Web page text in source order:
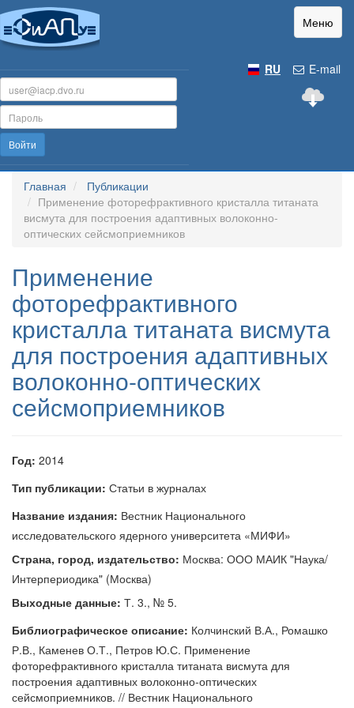
Меню
E-mail
RU
Войти
Главная
Публикации
Применение фоторефрактивного кристалла титаната
висмута для построения адаптивных волоконно-
оптических сейсмоприемников
Применение
фоторефрактивного
кристалла титаната висмута
для построения адаптивных
волоконно-оптических
сейсмоприемников
Год: 2014
Тип публикации: Статьи в журналах
Название издания: Вестник Национального
исследовательского ядерного университета «МИФИ»
Страна, город, издательство: Москва: ООО МАИК "Наука/
Интерпериодика" (Москва)
Выходные данные: Т. 3., № 5.
Библиографическое описание: Колчинский В.А., Ромашко
Р.В., Каменев О.Т., Петров Ю.С. Применение
фоторефрактивного кристалла титаната висмута для
построения адаптивных волоконно-оптических
сейсмоприемников. // Вестник Национального